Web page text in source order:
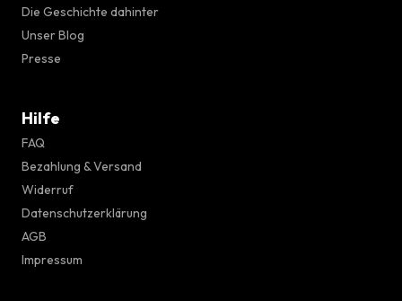
Die Geschichte dahinter
Unser Blog
Presse
Hilfe
FAQ
Bezahlung & Versand
Widerruf
Datenschutzerklärung
AGB
Impressum